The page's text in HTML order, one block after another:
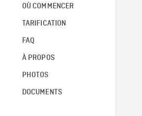
OÙ COMMENCER
TARIFICATION
FAQ
À PROPOS
PHOTOS
DOCUMENTS